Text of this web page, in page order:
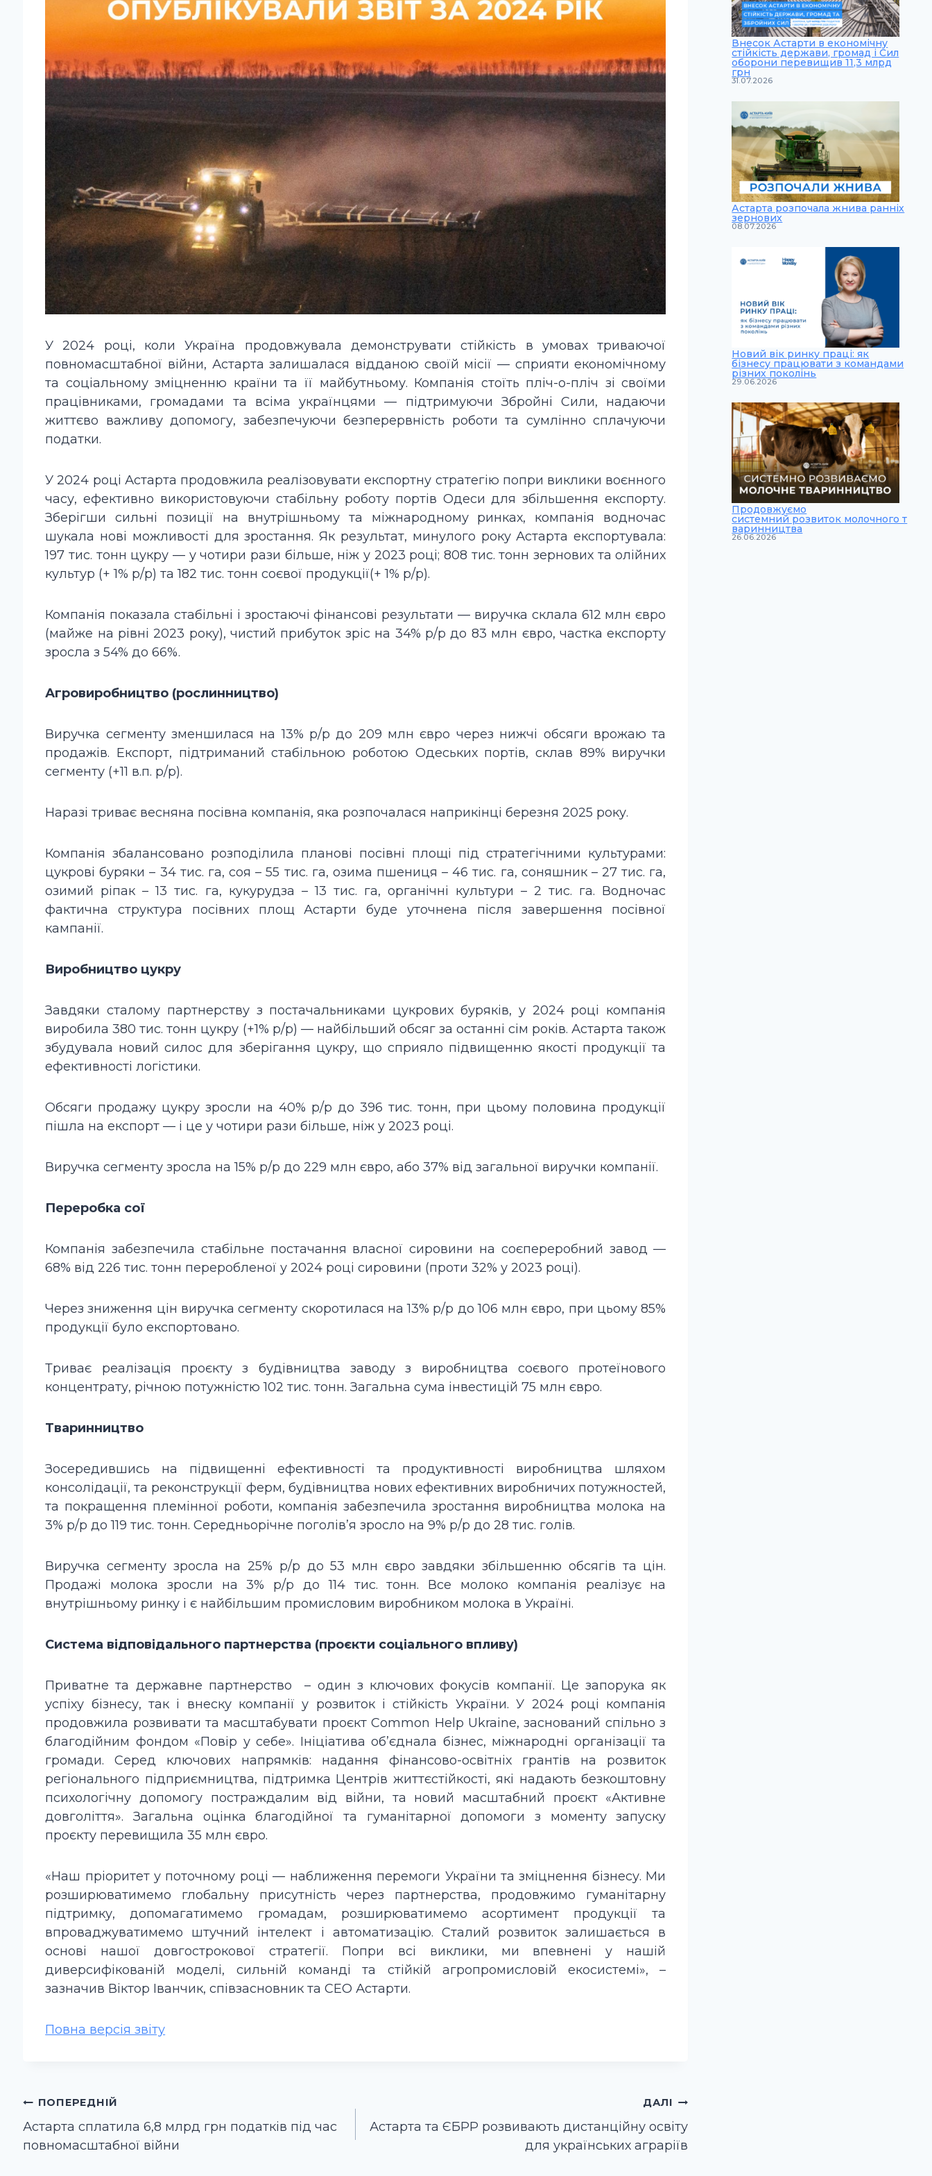
У 2024 році, коли Україна продовжувала демонструвати стійкість в умовах триваючої
повномасштабної війни, Астарта залишалася відданою своїй місії — сприяти економічному
та соціальному зміцненню країни та її майбутньому. Компанія стоїть пліч-о-пліч зі своїми
працівниками, громадами та всіма українцями — підтримуючи Збройні Сили, надаючи
життєво важливу допомогу, забезпечуючи безперервність роботи та сумлінно сплачуючи
податки.
У 2024 році Астарта продовжила реалізовувати експортну стратегію попри виклики воєнного
часу, ефективно використовуючи стабільну роботу портів Одеси для збільшення експорту.
Зберігши сильні позиції на внутрішньому та міжнародному ринках, компанія водночас
шукала нові можливості для зростання. Як результат, минулого року Астарта експортувала:
197 тис. тонн цукру — у чотири рази більше, ніж у 2023 році; 808 тис. тонн зернових та олійних
культур (+ 1% р/р) та 182 тис. тонн соєвої продукції(+ 1% р/р).
Компанія показала стабільні і зростаючі фінансові результати — виручка склала 612 млн євро
(майже на рівні 2023 року), чистий прибуток зріс на 34% р/р до 83 млн євро, частка експорту
зросла з 54% до 66%.
Агровиробництво (рослинництво)
Виручка сегменту зменшилася на 13% р/р до 209 млн євро через нижчі обсяги врожаю та
продажів. Експорт, підтриманий стабільною роботою Одеських портів, склав 89% виручки
сегменту (+11 в.п. р/р).
Наразі триває весняна посівна компанія, яка розпочалася наприкінці березня 2025 року.
Компанія збалансовано розподілила планові посівні площі під стратегічними культурами:
цукрові буряки – 34 тис. га, соя – 55 тис. га, озима пшениця – 46 тис. га, соняшник – 27 тис. га,
озимий ріпак – 13 тис. га, кукурудза – 13 тис. га, органічні культури – 2 тис. га. Водночас
фактична структура посівних площ Астарти буде уточнена після завершення посівної
кампанії.
Виробництво цукру
Завдяки сталому партнерству з постачальниками цукрових буряків, у 2024 році компанія
виробила 380 тис. тонн цукру (+1% р/р) — найбільший обсяг за останні сім років. Астарта також
збудувала новий силос для зберігання цукру, що сприяло підвищенню якості продукції та
ефективності логістики.
Обсяги продажу цукру зросли на 40% р/р до 396 тис. тонн, при цьому половина продукції
пішла на експорт — і це у чотири рази більше, ніж у 2023 році.
Виручка сегменту зросла на 15% р/р до 229 млн євро, або 37% від загальної виручки компанії.
Переробка сої
Компанія забезпечила стабільне постачання власної сировини на соєпереробний завод —
68% від 226 тис. тонн переробленої у 2024 році сировини (проти 32% у 2023 році).
Через зниження цін виручка сегменту скоротилася на 13% р/р до 106 млн євро, при цьому 85%
продукції було експортовано.
Триває реалізація проєкту з будівництва заводу з виробництва соєвого протеїнового
концентрату, річною потужністю 102 тис. тонн. Загальна сума інвестицій 75 млн євро.
Тваринництво
Зосередившись на підвищенні ефективності та продуктивності виробництва шляхом
консолідації, та реконструкції ферм, будівництва нових ефективних виробничих потужностей,
та покращення племінної роботи, компанія забезпечила зростання виробництва молока на
3% р/р до 119 тис. тонн. Середньорічне поголів’я зросло на 9% р/р до 28 тис. голів.
Виручка сегменту зросла на 25% р/р до 53 млн євро завдяки збільшенню обсягів та цін.
Продажі молока зросли на 3% р/р до 114 тис. тонн. Все молоко компанія реалізує на
внутрішньому ринку і є найбільшим промисловим виробником молока в Україні.
Система відповідального партнерства (проєкти соціального впливу)
Приватне та державне партнерство – один з ключових фокусів компанії. Це запорука як
успіху бізнесу, так і внеску компанії у розвиток і стійкість України. У 2024 році компанія
продовжила розвивати та масштабувати проєкт Common Help Ukraine, заснований спільно з
благодійним фондом «Повір у себе». Ініціатива об’єднала бізнес, міжнародні організації та
громади. Серед ключових напрямків: надання фінансово-освітніх грантів на розвиток
регіонального підприємництва, підтримка Центрів життєстійкості, які надають безкоштовну
психологічну допомогу постраждалим від війни, та новий масштабний проєкт «Активне
довголіття». Загальна оцінка благодійної та гуманітарної допомоги з моменту запуску
проєкту перевищила 35 млн євро.
«Наш пріоритет у поточному році — наближення перемоги України та зміцнення бізнесу. Ми
розширюватимемо глобальну присутність через партнерства, продовжимо гуманітарну
підтримку, допомагатимемо громадам, розширюватимемо асортимент продукції та
впроваджуватимемо штучний інтелект і автоматизацію. Сталий розвиток залишається в
основі нашої довгострокової стратегії. Попри всі виклики, ми впевнені у нашій
диверсифікованій моделі, сильній команді та стійкій агропромисловій екосистемі», –
зазначив Віктор Іванчик, співзасновник та СЕО Астарти.
Повна версія звіту
Навігація
записів
ПОПЕРЕДНІЙ
Астарта сплатила 6,8 млрд грн податків під час
повномасштабної війни
ДАЛІ
Астарта та ЄБРР розвивають дистанційну освіту
для українських аграріїв
Внесок Астарти в економічну
стійкість держави, громад і Сил
оборони перевищив 11,3 млрд
грн
31.07.2026
Астарта розпочала жнива ранніх
зернових
08.07.2026
Новий вік ринку праці: як
бізнесу працювати з командами
різних поколінь
29.06.2026
Продовжуємо
системний розвиток молочного т
варинництва
26.06.2026